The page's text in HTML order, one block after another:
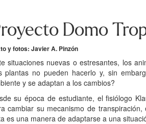
Domo
y fotos: Javier A. Pinzón
situaciones nuevas o estresantes, los
plantas no pueden hacerlo y, sin
y se adaptan a los cambios?
su época de estudiante, el fisiólogo
cambiar su mecanismo de
es una manera de adaptarse a una